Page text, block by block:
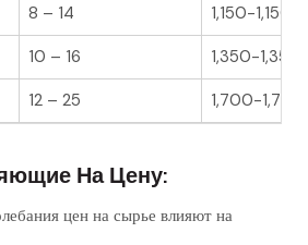
8 – 14
1,150-1,150
10 – 16
1,350-1,350
12 – 25 1,700-
На Цену:
цен на сырье влияют на